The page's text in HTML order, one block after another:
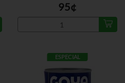
95¢
ESPECIAL